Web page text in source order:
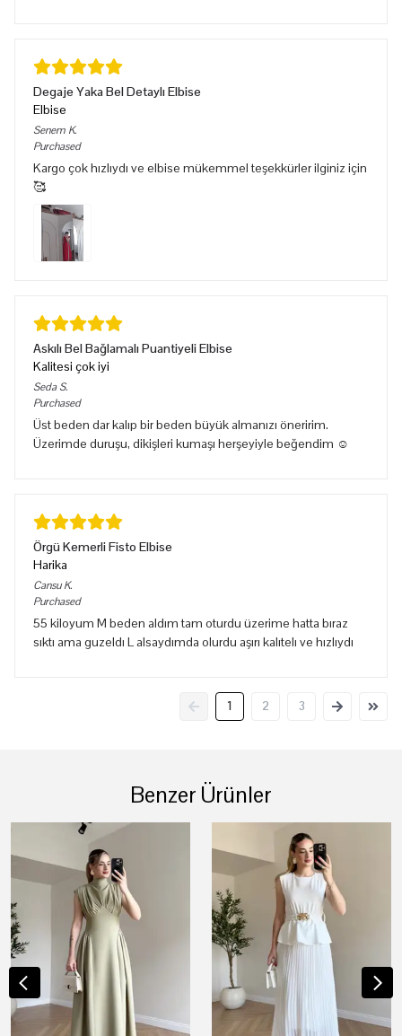
Degaje Yaka Bel Detaylı Elbise
Elbise
Senem K.
Purchased
Kargo çok hızlıydı ve elbise mükemmel teşekkürler ilginiz için
🥰
Askılı Bel Bağlamalı Puantiyeli Elbise
Kalitesi çok iyi
Seda S.
Purchased
Üst beden dar kalıp bir beden büyük almanızı öneririm.
Üzerimde duruşu, dikişleri kumaşı herşeyiyle beğendim ☺️
Örgü Kemerli Fisto Elbise
Harika
Cansu K.
Purchased
55 kiloyum M beden aldım tam oturdu üzerime hatta bıraz
sıktı ama guzeldı L alsaydımda olurdu aşırı kalıtelı ve hızlıydı
1 2 3
Benzer Ürünler